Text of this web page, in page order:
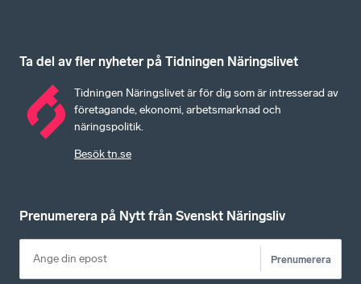
Ta del av fler nyheter på Tidningen Näringslivet
Tidningen Näringslivet är för dig som är intresserad av
företagande, ekonomi, arbetsmarknad och
näringspolitik.
Besök tn.se
Prenumerera på Nytt från Svenskt Näringsliv
Prenumerera